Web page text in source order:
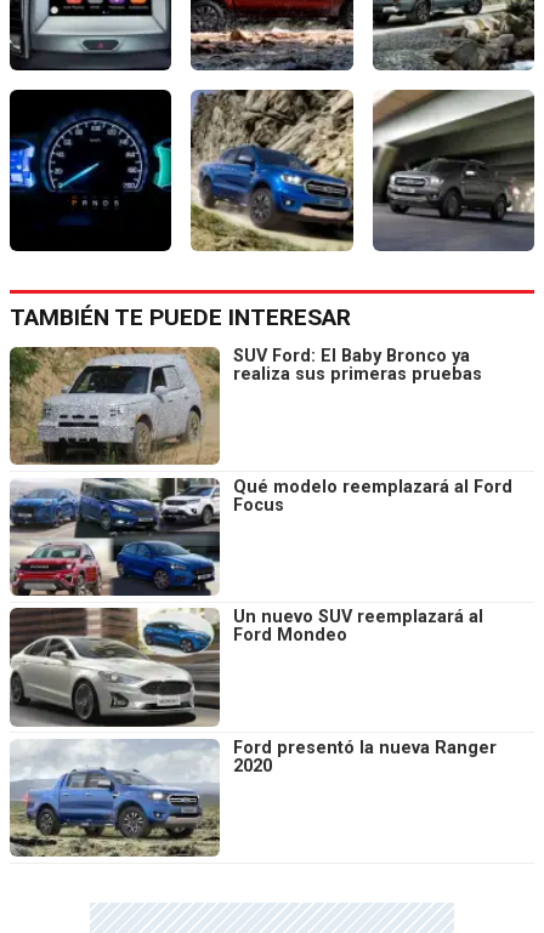
TAMBIÉN TE PUEDE INTERESAR
SUV Ford: El Baby Bronco ya
realiza sus primeras pruebas
Qué modelo reemplazará al Ford
Focus
Un nuevo SUV reemplazará al
Ford Mondeo
Ford presentó la nueva Ranger
2020